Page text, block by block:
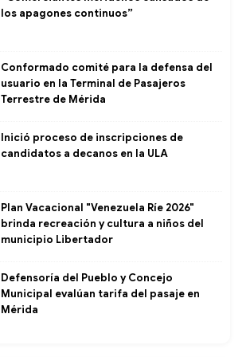
los apagones continuos”
Conformado comité para la defensa del
usuario en la Terminal de Pasajeros
Terrestre de Mérida
Inició proceso de inscripciones de
candidatos a decanos en la ULA
Plan Vacacional "Venezuela Ríe 2026"
brinda recreación y cultura a niños del
municipio Libertador
Defensoría del Pueblo y Concejo
Municipal evalúan tarifa del pasaje en
Mérida